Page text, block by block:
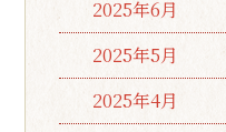
2025年6月
2025年5月
2025年4月